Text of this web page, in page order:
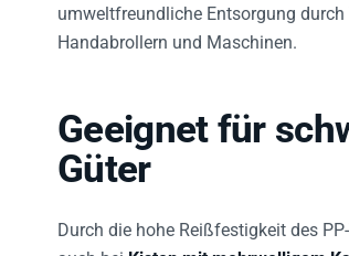
umweltfreundliche Entsorgung
Handabrollern und Maschinen.
Geeignet für
Güter
Durch die hohe Reißfestigkeit des